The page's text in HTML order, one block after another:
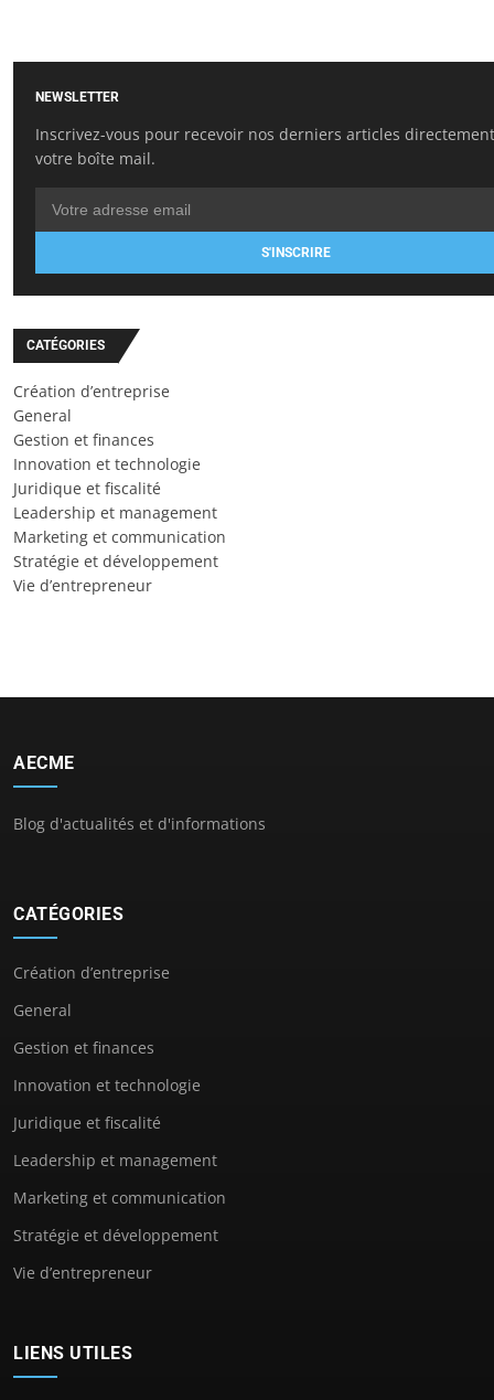
NEWSLETTER
Inscrivez-vous pour recevoir nos derniers articles
votre boîte mail.
S'INSCRIRE
CATÉGORIES
Création d’entreprise
General
Gestion et finances
Innovation et technologie
Juridique et fiscalité
Leadership et management
Marketing et communication
Stratégie et développement
Vie d’entrepreneur
AECME
Blog d'actualités et d'informations
CATÉGORIES
Création d’entreprise
General
Gestion et finances
Innovation et technologie
Juridique et fiscalité
Leadership et management
Marketing et communication
Stratégie et développement
Vie d’entrepreneur
LIENS UTILES